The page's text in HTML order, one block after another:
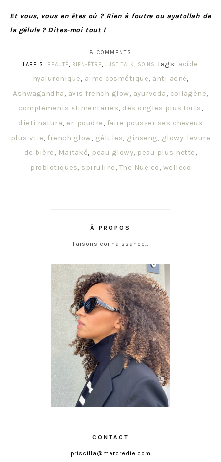
Et vous, vous en êtes où ? Rien à foutre ou ayatollah de
la gélule ? Dites-moi tout !
8 COMMENTS
LABELS:
BEAUTÉ, BIEN-ÊTRE,JUST TALK, SOINS Tags: acide
hyaluronique, aime cosmétique, anti acné,
Ashwagandha, avis french glow, ayurveda, collagène,
compléments alimentaires, des ongles plus forts,
dieti natura, en poudre, faire pousser ses cheveux
plus vite,french glow, gélules, ginseng, glowy, levure
de bière, Maitaké, peau glowy, peau plus nette,
probiotiques, spiruline, The Nue co, welleco
À PROPOS
Faisons connaissance…
CONTACT
priscilla@mercredie.com